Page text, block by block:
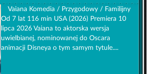
Vaiana Komedia / Przygodowy / Familijny
Od 7 lat 116 min USA (2026) Premiera 10
lipca 2026 Vaiana to aktorska wersja
uwielbianej, nominowanej do Oscara
animacji Disneya o tym samym tytule....